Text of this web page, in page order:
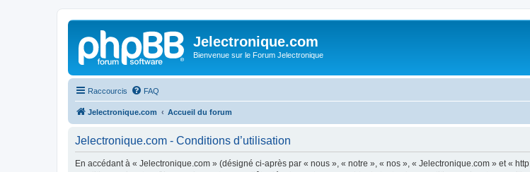
Jelectronique.com
Bienvenue sur le Forum Jelectronique
Raccourcis FAQ
Jelectronique.com Accueil du forum
Jelectronique.com - Conditions d’utilisation
En accédant à « Jelectronique.com » (désigné ci-après par « nous », « notre », « nos », « Jelectronique.com » et «